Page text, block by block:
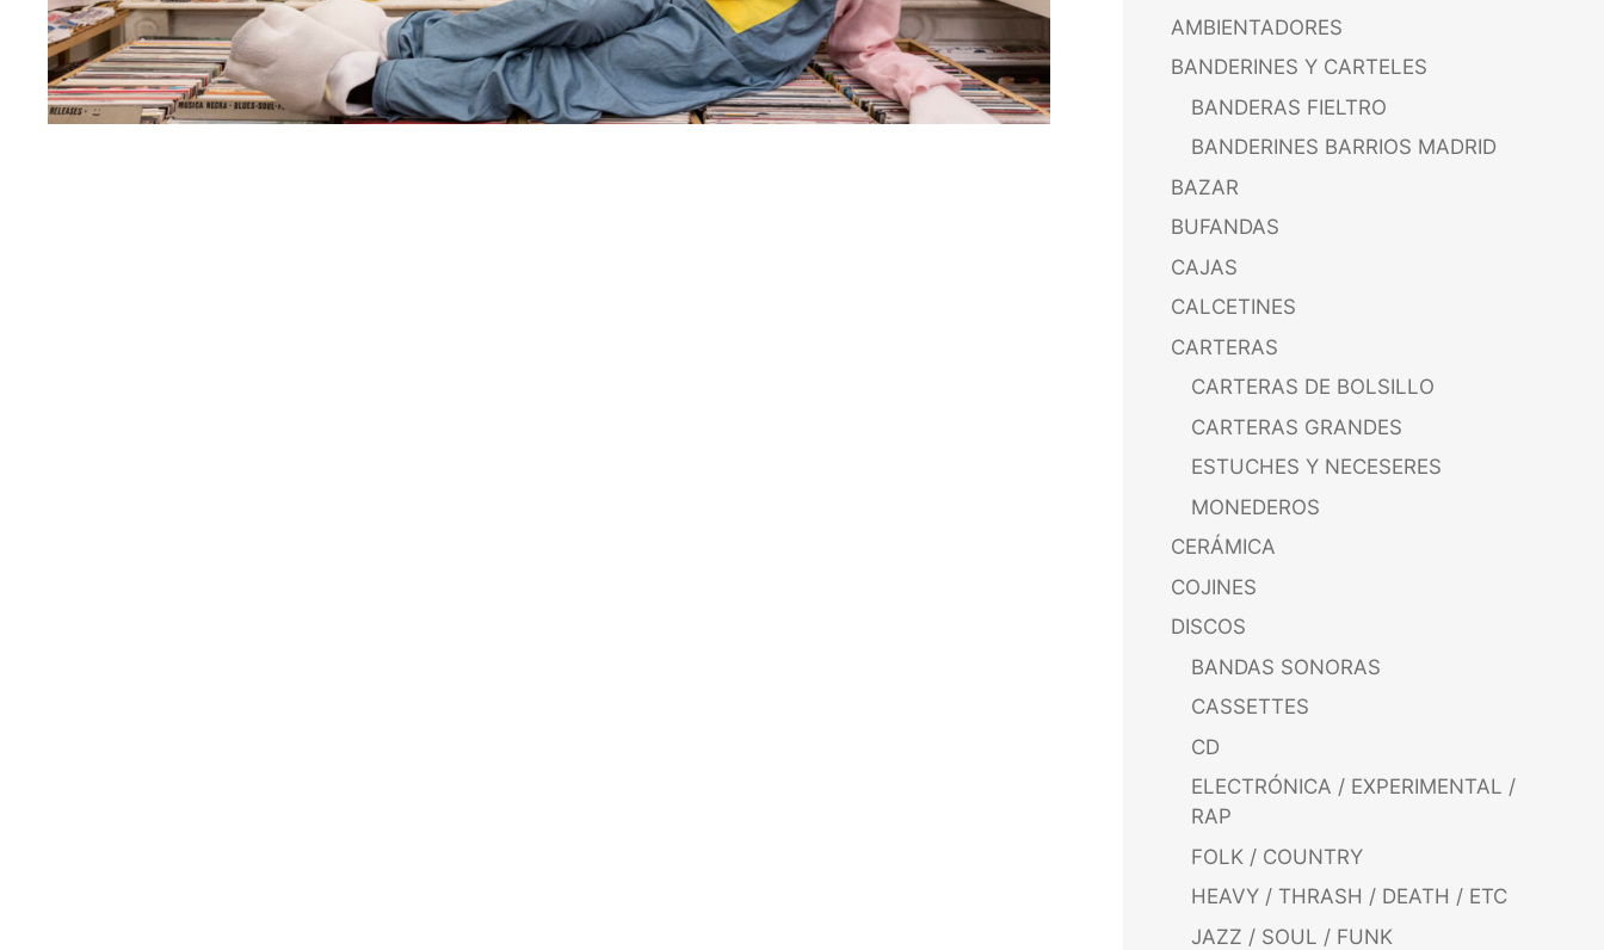
AMBIENTADORES
BANDERINES Y CARTELES
BANDERAS FIELTRO
BANDERINES BARRIOS MADRID
BAZAR
BUFANDAS
CAJAS
CALCETINES
CARTERAS
CARTERAS DE BOLSILLO
CARTERAS GRANDES
ESTUCHES Y NECESERES
MONEDEROS
CERÁMICA
COJINES
DISCOS
BANDAS SONORAS
CASSETTES
CD
ELECTRÓNICA / EXPERIMENTAL /
RAP
FOLK / COUNTRY
HEAVY / THRASH / DEATH / ETC
JAZZ / SOUL / FUNK